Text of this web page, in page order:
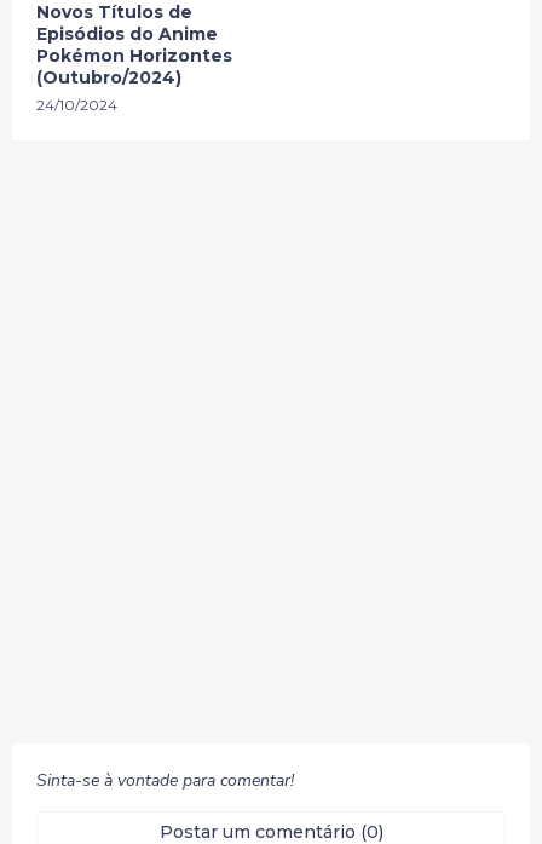
Novos Títulos de
Episódios do Anime
Pokémon Horizontes
(Outubro/2024)
24/10/2024
Sinta-se à vontade para comentar!
Postar um comentário (0)